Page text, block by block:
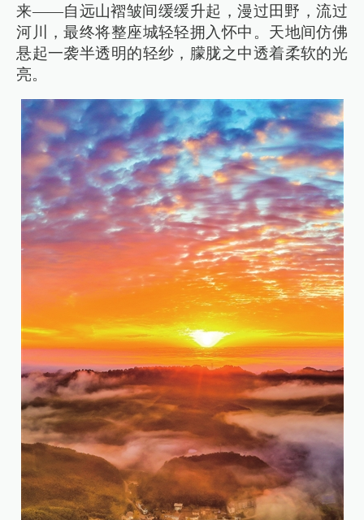
来——自远山褶皱间缓缓升起，漫过田野，流过
河川，最终将整座城轻轻拥入怀中。天地间仿佛
悬起一袭半透明的轻纱，朦胧之中透着柔软的光
亮。